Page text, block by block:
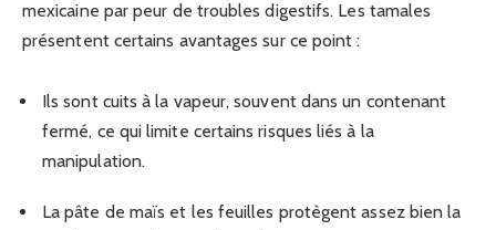
mexicaine par peur de troubles digestifs. Les tamales
présentent certains avantages sur ce point :
Ils sont cuits à la vapeur, souvent dans un contenant
fermé, ce qui limite certains risques liés à la
manipulation.
La pâte de maïs et les feuilles protègent assez bien la